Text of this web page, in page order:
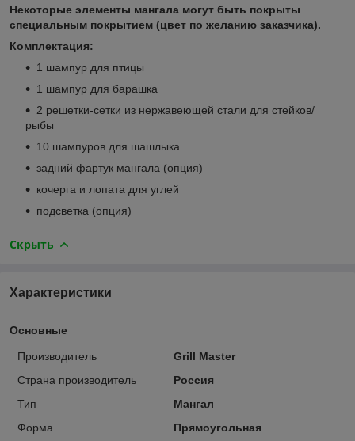
Некоторые элементы мангала могут быть покрыты
специальным покрытием (цвет по желанию заказчика).
Комплектация:
1 шампур для птицы
1 шампур для барашка
2 решетки-сетки из нержавеющей стали для стейков/
рыбы
10 шампуров для шашлыка
задний фартук мангала (опция)
кочерга и лопата для углей
подсветка (опция)
Скрыть
Характеристики
Основные
Производитель
Grill Master
Страна производитель
Россия
Тип
Мангал
Форма
Прямоугольная